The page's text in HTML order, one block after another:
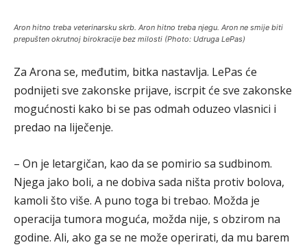
Aron hitno treba veterinarsku skrb. Aron hitno treba njegu. Aron ne smije biti
prepušten okrutnoj birokracije bez milosti (Photo: Udruga LePas)
Za Arona se, međutim, bitka nastavlja. LePas će
podnijeti sve zakonske prijave, iscrpit će sve zakonske
mogućnosti kako bi se pas odmah oduzeo vlasnici i
predao na liječenje.
– On je letargičan, kao da se pomirio sa sudbinom.
Njega jako boli, a ne dobiva sada ništa protiv bolova,
kamoli što više. A puno toga bi trebao. Možda je
operacija tumora moguća, možda nije, s obzirom na
godine. Ali, ako ga se ne može operirati, da mu barem